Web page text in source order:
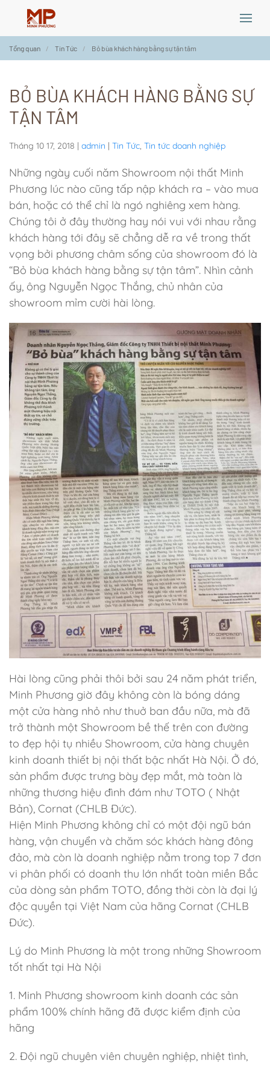
Skip
to
content
Tổng quan Tin Tức Bỏ bùa khách hàng bằng sự tận tâm
BỎ BÙA KHÁCH HÀNG BẰNG SỰ
TẬN TÂM
Tháng 10 17, 2018 | admin | Tin Tức, Tin tức doanh nghiệp
Những ngày cuối năm Showroom nội thất Minh
Phương lúc nào cũng tấp nập khách ra – vào mua
bán, hoặc có thể chỉ là ngó nghiêng xem hàng.
Chúng tôi ở đây thường hay nói vui với nhau rằng
khách hàng tới đây sẽ chẳng dễ ra về trong thất
vọng bởi phương châm sống của showroom đó là
“Bỏ bùa khách hàng bằng sự tận tâm”. Nhìn cảnh
ấy, ông Nguyễn Ngọc Thắng, chủ nhân của
showroom mỉm cười hài lòng.
Hài lòng cũng phải thôi bởi sau 24 năm phát triển,
Minh Phương giờ đây không còn là bóng dáng
một cửa hàng nhỏ như thuở ban đầu nữa, mà đã
trở thành một Showroom bề thế trên con đường
to đẹp hội tụ nhiều Showroom, cửa hàng chuyên
kinh doanh thiết bị nội thất bậc nhất Hà Nội. Ở đó,
sản phẩm được trưng bày đẹp mắt, mà toàn là
những thương hiệu đình đám như TOTO ( Nhật
Bản), Cornat (CHLB Đức).
Hiện Minh Phương không chỉ có một đội ngũ bán
hàng, vận chuyển và chăm sóc khách hàng đông
đảo, mà còn là doanh nghiệp nằm trong top 7 đơn
vi phân phối có doanh thu lớn nhất toàn miền Bắc
của dòng sản phẩm TOTO, đồng thời còn là đại lý
độc quyền tại Việt Nam của hãng Cornat (CHLB
Đức).
Lý do Minh Phương là một trong những Showroom
tốt nhất tại Hà Nội
1. Minh Phương showroom kinh doanh các sản
phẩm 100% chính hãng đã được kiểm định của
hãng
2. Đội ngũ chuyên viên chuyên nghiệp, nhiệt tình,